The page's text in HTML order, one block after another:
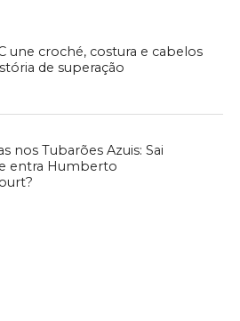
une croché, costura e cabelos
de superação
nos Tubarões Azuis: Sai
entra Humberto